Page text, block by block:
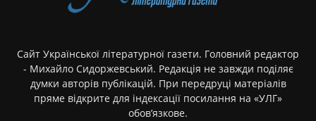
Сайт Української літературної газети. Головний редактор
- Михайло Сидоржевський. Редакція не завжди поділяє
думки авторів публікацій. При передруці матеріалів
пряме відкрите для індексації посилання на «УЛГ»
обов’язкове.